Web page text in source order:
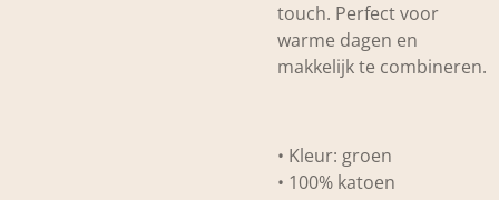
touch. Perfect voor
warme dagen en
makkelijk te combineren.
• Kleur: groen
• 100% katoen